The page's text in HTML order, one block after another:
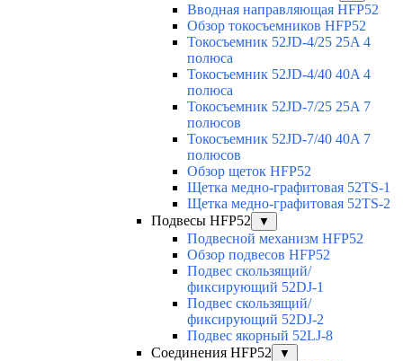
Вводная направляющая HFP52
Обзор токосъемников HFP52
Токосъемник 52JD-4/25 25A 4
полюса
Токосъемник 52JD-4/40 40A 4
полюса
Токосъемник 52JD-7/25 25A 7
полюсов
Токосъемник 52JD-7/40 40A 7
полюсов
Обзор щеток HFP52
Щетка медно-графитовая 52TS-1
Щетка медно-графитовая 52TS-2
Подвесы HFP52
▼
Подвесной механизм HFP52
Обзор подвесов HFP52
Подвес скользящий/
фиксирующий 52DJ-1
Подвес скользящий/
фиксирующий 52DJ-2
Подвес якорный 52LJ-8
Соединения HFP52
▼